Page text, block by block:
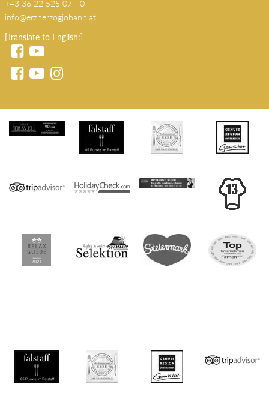
Kurhausplatz 62
A-8990 Bad Aussee
+43 36 22 525 07 - 0
info@erzherzogjohann.at
[Translate to English:]